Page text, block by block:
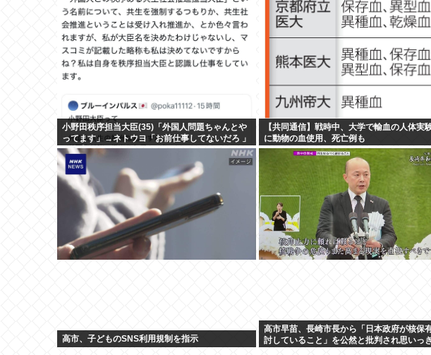
小野田秩序担当大臣(35)「外国人問題ちゃんとや
ってます」→ネトウヨ「お前仕事してないだろ 」
→炎上www
【共同通信】戦時中、大学で輸血の人体実
に動物の血使用、死亡例も
高市、子どものSNS利用規制を指示
高市早苗、長崎市長から「日本政府が核保
討していること」を公然と批判され思いっ